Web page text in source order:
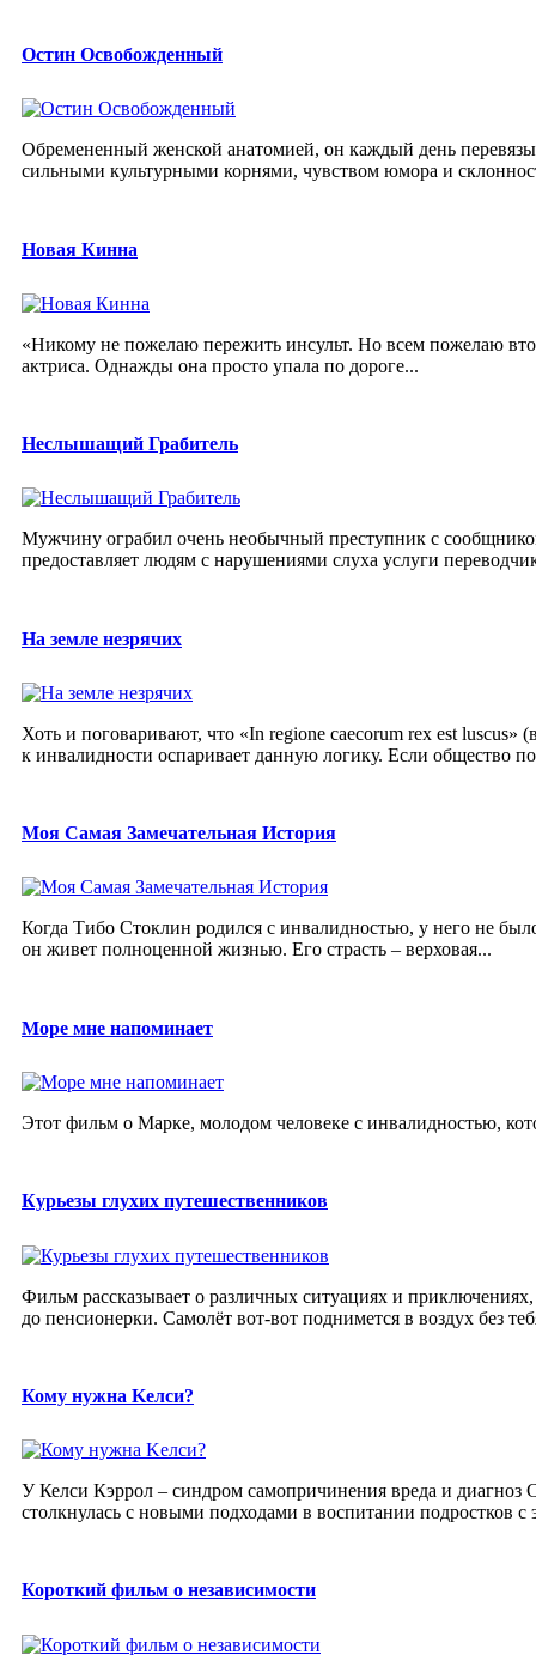
Остин Освобожденный
Обремененный женской анатомией, он каждый день
сильными культурными корнями, чувством юмора и
Новая Кинна
«Никому не пожелаю пережить инсульт. Но всем пожелаю
актриса. Однажды она просто упала по дороге...
Неслышащий Грабитель
Мужчину ограбил очень необычный преступник с
предоставляет людям с нарушениями слуха услуги
На земле незрячих
Хоть и поговаривают, что «In regione caecorum rex est
к инвалидности оспаривает данную логику. Если общество
Моя Самая Замечательная История
Когда Тибо Стоклин родился с инвалидностью, у него не
он живет полноценной жизнью. Его страсть – верховая...
Море мне напоминает
Этот фильм о Марке, молодом человеке с инвалидностью,
Курьезы глухих путешественников
Фильм рассказывает о различных ситуациях и
до пенсионерки. Самолёт вот-вот поднимется в воздух без
Кому нужна Kелси?
У Келси Кэррол – синдром самопричинения вреда и
столкнулась с новыми подходами в воспитании
Короткий фильм о независимости